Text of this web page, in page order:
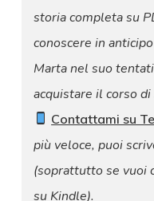
storia completa su
conoscere in
Marta nel suo
acquistare il corso
Contattami su
più veloce, puoi
(soprattutto se vuoi
su Kindle).